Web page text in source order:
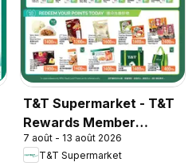
T&T Supermarket - T&T
Rewards Member
Benefit In-store flyer
7 août - 13 août 2026
T&T Supermarket